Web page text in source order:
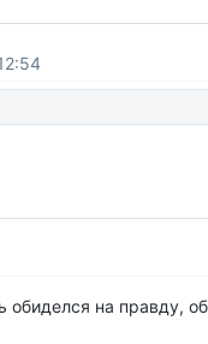
обиделся на правду,